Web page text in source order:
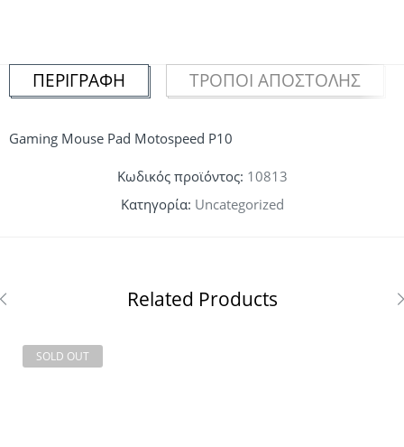
ΠΕΡΙΓΡΑΦΉ ΤΡΌΠΟΙ ΑΠΟΣΤΟΛΉΣ
Gaming Mouse Pad Motospeed P10
Κωδικός προϊόντος: 10813
Κατηγορία: Uncategorized
Related Products
SOLD OUT